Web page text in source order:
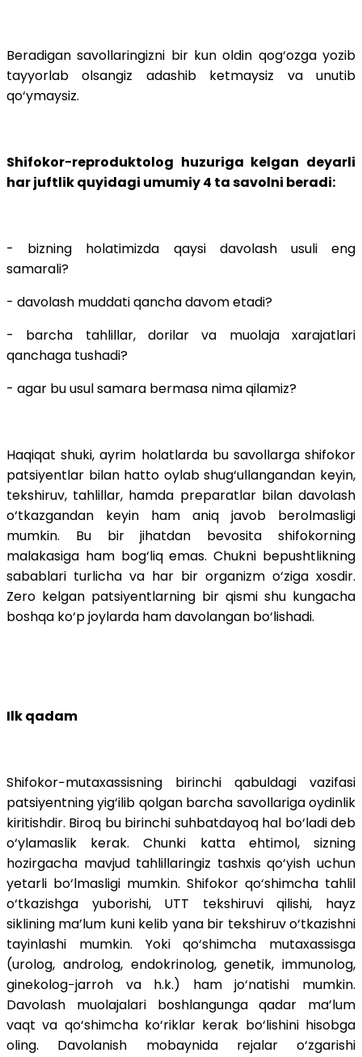
Beradigan savollaringizni bir kun oldin qog‘ozga yozib
tayyorlab olsangiz adashib ketmaysiz va unutib
qo‘ymaysiz.
Shifokor−reproduktolog huzuriga kelgan deyarli
har juftlik quyidagi umumiy 4 ta savolni beradi:
- bizning holatimizda qaysi davolash usuli eng
samarali?
- davolash muddati qancha davom etadi?
- barcha tahlillar, dorilar va muolaja xarajatlari
qanchaga tushadi?
- agar bu usul samara bermasa nima qilamiz?
Haqiqat shuki, ayrim holatlarda bu savollarga shifokor
patsiyentlar bilan hatto oylab shug‘ullangandan keyin,
tekshiruv, tahlillar, hamda preparatlar bilan davolash
o‘tkazgandan keyin ham aniq javob berolmasligi
mumkin. Bu bir jihatdan bevosita shifokorning
malakasiga ham bog‘liq emas. Chukni bepushtlikning
sabablari turlicha va har bir organizm o‘ziga xosdir.
Zero kelgan patsiyentlarning bir qismi shu kungacha
boshqa ko‘p joylarda ham davolangan bo‘lishadi.
Ilk qadam
Shifokor−mutaxassisning birinchi qabuldagi vazifasi
patsiyentning yig‘ilib qolgan barcha savollariga oydinlik
kiritishdir. Biroq bu birinchi suhbatdayoq hal bo‘ladi deb
o‘ylamaslik kerak. Chunki katta ehtimol, sizning
hozirgacha mavjud tahlillaringiz tashxis qo‘yish uchun
yetarli bo‘lmasligi mumkin. Shifokor qo‘shimcha tahlil
o‘tkazishga yuborishi, UTT tekshiruvi qilishi, hayz
siklining ma’lum kuni kelib yana bir tekshiruv o‘tkazishni
tayinlashi mumkin. Yoki qo‘shimcha mutaxassisga
(urolog, androlog, endokrinolog, genetik, immunolog,
ginekolog−jarroh va h.k.) ham jo‘natishi mumkin.
Davolash muolajalari boshlangunga qadar ma’lum
vaqt va qo‘shimcha ko‘riklar kerak bo‘lishini hisobga
oling. Davolanish mobaynida rejalar o‘zgarishi